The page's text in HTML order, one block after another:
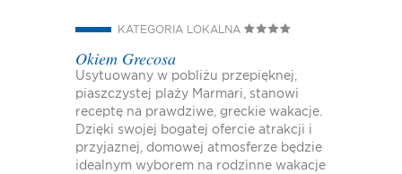
KATEGORIA LOKALNA
Okiem Grecosa
Usytuowany w pobliżu przepięknej,
piaszczystej plaży Marmari, stanowi
receptę na prawdziwe, greckie wakacje.
Dzięki swojej bogatej ofercie atrakcji i
przyjaznej, domowej atmosferze będzie
idealnym wyborem na rodzinne wakacje